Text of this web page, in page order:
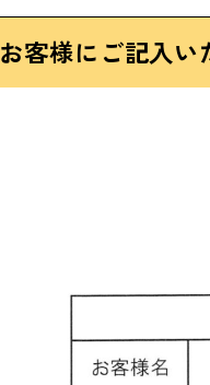
お客様にご記入